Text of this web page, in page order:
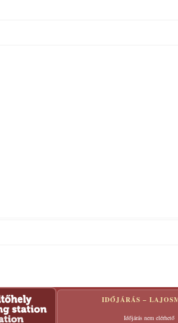
IDŐJÁRÁS –
Időjárás nem elérhető